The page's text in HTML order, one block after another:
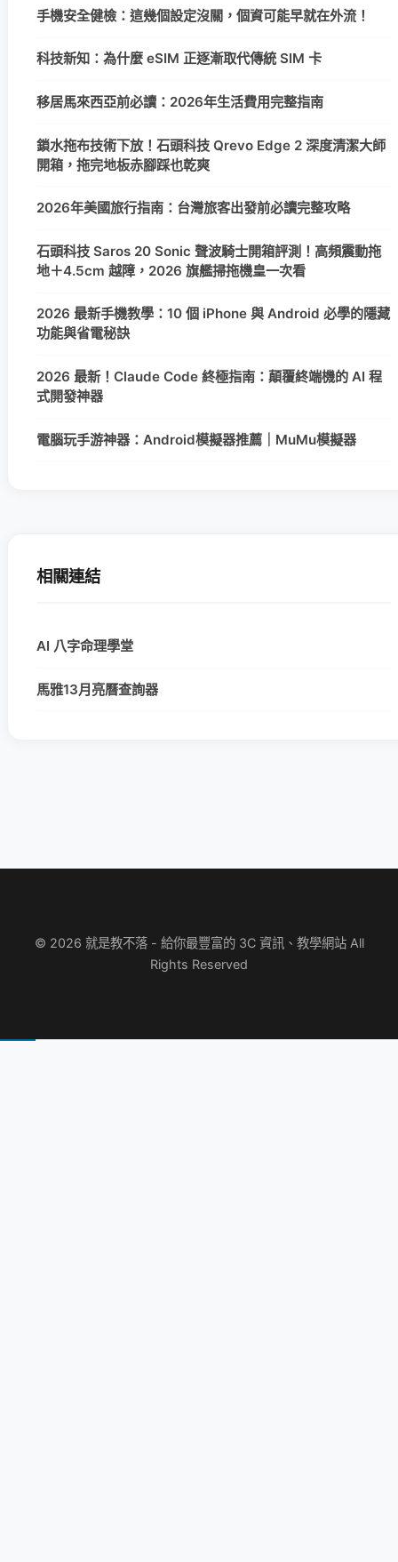
手機安全健檢：這幾個設定沒關，個資可能早就在外流！
科技新知：為什麼 eSIM 正逐漸取代傳統 SIM 卡
移居馬來西亞前必讀：2026年生活費用完整指南
鎖水拖布技術下放！石頭科技 Qrevo Edge 2 深度清潔大師
開箱，拖完地板赤腳踩也乾爽
2026年美國旅行指南：台灣旅客出發前必讀完整攻略
石頭科技 Saros 20 Sonic 聲波騎士開箱評測！高頻震動拖
地＋4.5cm 越障，2026 旗艦掃拖機皇一次看
2026 最新手機教學：10 個 iPhone 與 Android 必學的隱藏
功能與省電秘訣
2026 最新！Claude Code 終極指南：顛覆終端機的 AI 程
式開發神器
電腦玩手游神器：Android模擬器推薦｜MuMu模擬器
相關連結
AI 八字命理學堂
馬雅13月亮曆查詢器
© 2026 就是教不落 - 給你最豐富的 3C 資訊、教學網站 All
Rights Reserved